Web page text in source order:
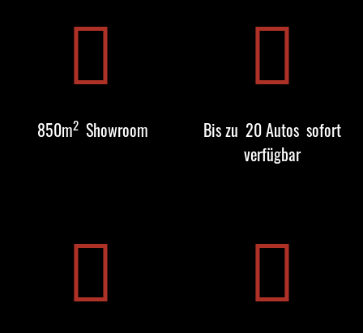
850m2 Showroom Bis zu 20 Autos sofort
verfügbar